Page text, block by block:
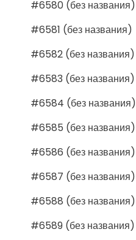
#6580 (без названия)
#6581 (без названия)
#6582 (без названия)
#6583 (без названия)
#6584 (без названия)
#6585 (без названия)
#6586 (без названия)
#6587 (без названия)
#6588 (без названия)
#6589 (без названия)